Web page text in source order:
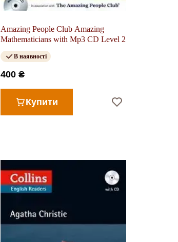
Amazing People Club Amazing
Mathematicians with Mp3 CD Level 2
В наявності
400 ₴
Купити